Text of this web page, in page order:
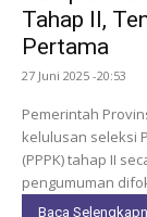
Tahap II,
Pertama
27 Juni 2025 -20:53
Pemerintah
kelulusan seleksi
(PPPK) tahap II
pengumuman
Baca